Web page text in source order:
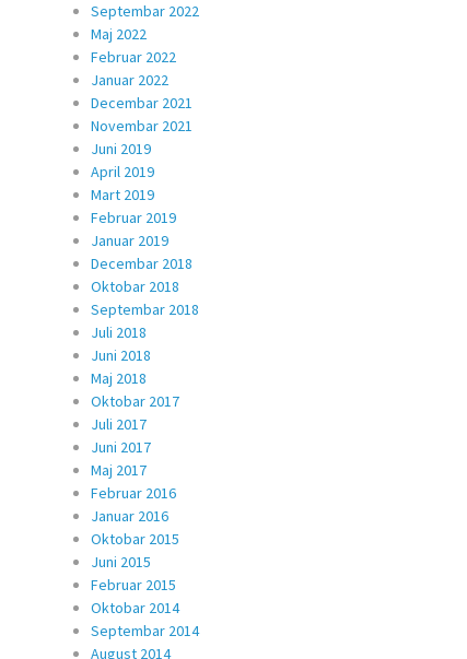
Septembar 2022
Maj 2022
Februar 2022
Januar 2022
Decembar 2021
Novembar 2021
Juni 2019
April 2019
Mart 2019
Februar 2019
Januar 2019
Decembar 2018
Oktobar 2018
Septembar 2018
Juli 2018
Juni 2018
Maj 2018
Oktobar 2017
Juli 2017
Juni 2017
Maj 2017
Februar 2016
Januar 2016
Oktobar 2015
Juni 2015
Februar 2015
Oktobar 2014
Septembar 2014
August 2014